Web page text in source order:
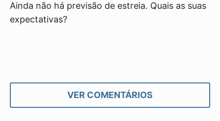
Ainda não há previsão de estreia. Quais as suas
expectativas?
VER COMENTÁRIOS